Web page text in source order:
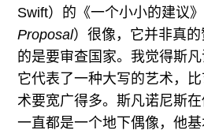
Swift）的《一个小小的建议
Proposal）很像，它并非真
的是要审查国家。我觉得斯凡
它代表了一种大写的艺术，
术要宽广得多。斯凡诺尼斯
一直都是一个地下偶像，他